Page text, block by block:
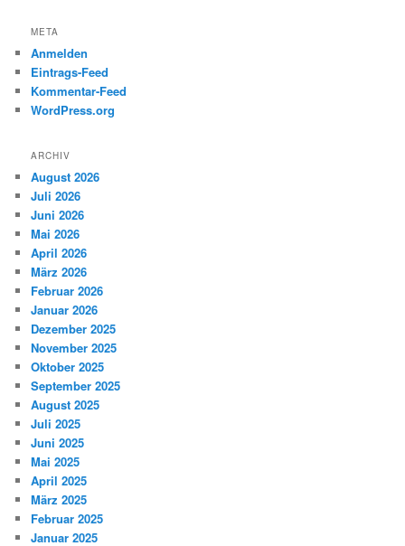
META
Anmelden
Eintrags-Feed
Kommentar-Feed
WordPress.org
ARCHIV
August 2026
Juli 2026
Juni 2026
Mai 2026
April 2026
März 2026
Februar 2026
Januar 2026
Dezember 2025
November 2025
Oktober 2025
September 2025
August 2025
Juli 2025
Juni 2025
Mai 2025
April 2025
März 2025
Februar 2025
Januar 2025